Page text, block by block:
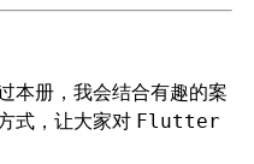
本册，我会结合有趣的案
式，让大家对 Flutter